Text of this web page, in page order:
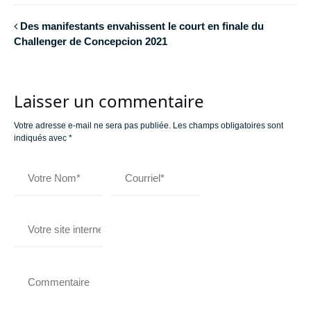
Des manifestants envahissent le court en finale du
Challenger de Concepcion 2021
Laisser un commentaire
Votre adresse e-mail ne sera pas publiée. Les champs obligatoires sont
indiqués avec *